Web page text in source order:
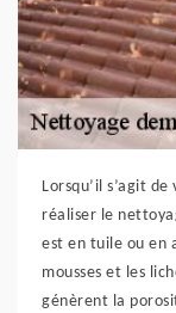
Lorsqu’il s’agit
réaliser le
est en tuile ou en
mousses et les
génèrent la